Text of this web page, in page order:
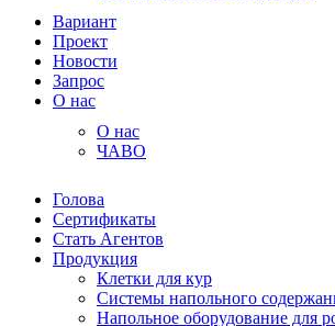
Вариант
Проект
Новости
Запрос
О нас
О нас
ЧАВО
Голова
Сертификаты
Стать Агентов
Продукция
Клетки для кур
Системы напольного
Напольное оборудование для